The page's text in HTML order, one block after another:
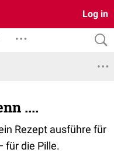
Log in
....
Rezept ausführe für
für die Pille.